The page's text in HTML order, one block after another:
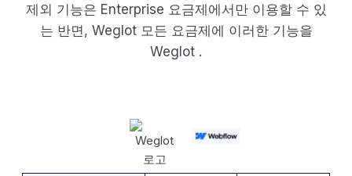
제외 기능은 Enterprise 요금제에서만 이용할 수 있
는 반면, Weglot 모든 요금제에 이러한 기능을
Weglot .